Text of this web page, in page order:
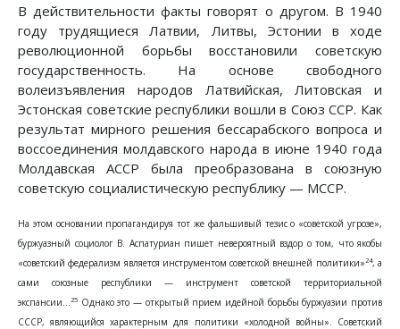
В действительности факты говорят о другом. В 1940
году трудящиеся Латвии, Литвы, Эстонии в ходе
революционной борьбы восстановили советскую
государственность. На основе свободного
волеизъявления народов Латвийская, Литовская и
Эстонская советские республики вошли в Союз ССР. Как
результат мирного решения бессарабского вопроса и
воссоединения молдавского народа в июне 1940 года
Молдавская АССР была преобразована в союзную
советскую социалистическую республику — МССР.
На этом основании пропагандируя тот же фальшивый тезис о «советской угрозе»,
буржуазный социолог В. Аспатуриан пишет невероятный вздор о том, что якобы
«советский федерализм является инструментом советской внешней политики»24, а
сами союзные республики — инструмент советской территориальной
экспансии...25 Однако это — открытый прием идейной борьбы буржуазии против
СССР, являющийся характерным для политики «холодной войны». Советский